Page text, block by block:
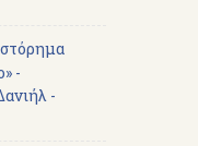
-
-